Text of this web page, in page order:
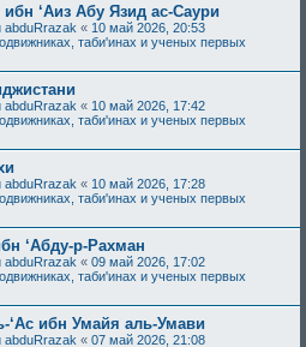
‘Аиз Абу Язид ас-Саури
abduRrazak « 10 май 2026, 20:53
таби'инах и ученых первых
abduRrazak « 10 май 2026, 17:42
таби'инах и ученых первых
abduRrazak « 10 май 2026, 17:28
таби'инах и ученых первых
‘Абду-р-Рахман
abduRrazak « 09 май 2026, 17:02
таби'инах и ученых первых
‘Ас ибн Умайя аль-Умави
abduRrazak « 07 май 2026, 21:08